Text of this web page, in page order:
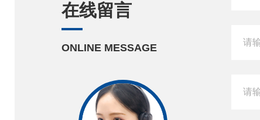
在线留言
ONLINE MESSAGE